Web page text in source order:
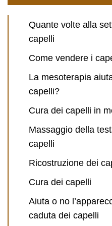
Quante volte alla
capelli
Come vendere i
La mesoterapia
capelli?
Cura dei capelli in
Massaggio della
capelli
Ricostruzione dei
Cura dei capelli
Aiuta o no
caduta dei capelli